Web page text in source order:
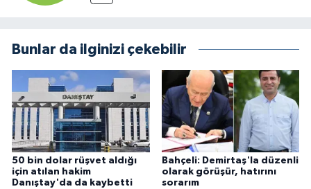
Bunlar da ilginizi çekebilir
50 bin dolar rüşvet aldığı
için atılan hakim
Danıştay'da da kaybetti
Bahçeli: Demirtaş'la düzenli
olarak görüşür, hatırını
sorarım